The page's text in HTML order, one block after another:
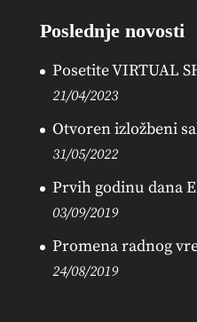
Poslednje novosti
Posetite VIRTUAL
21/04/2023
Otvoren izložbeni
31/05/2022
Prvih godinu dana
03/09/2019
Promena radnog
24/08/2019